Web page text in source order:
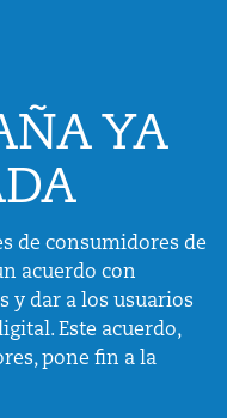
YA
de consumidores de
acuerdo con
y dar a los usuarios
Este acuerdo,
pone fin a la